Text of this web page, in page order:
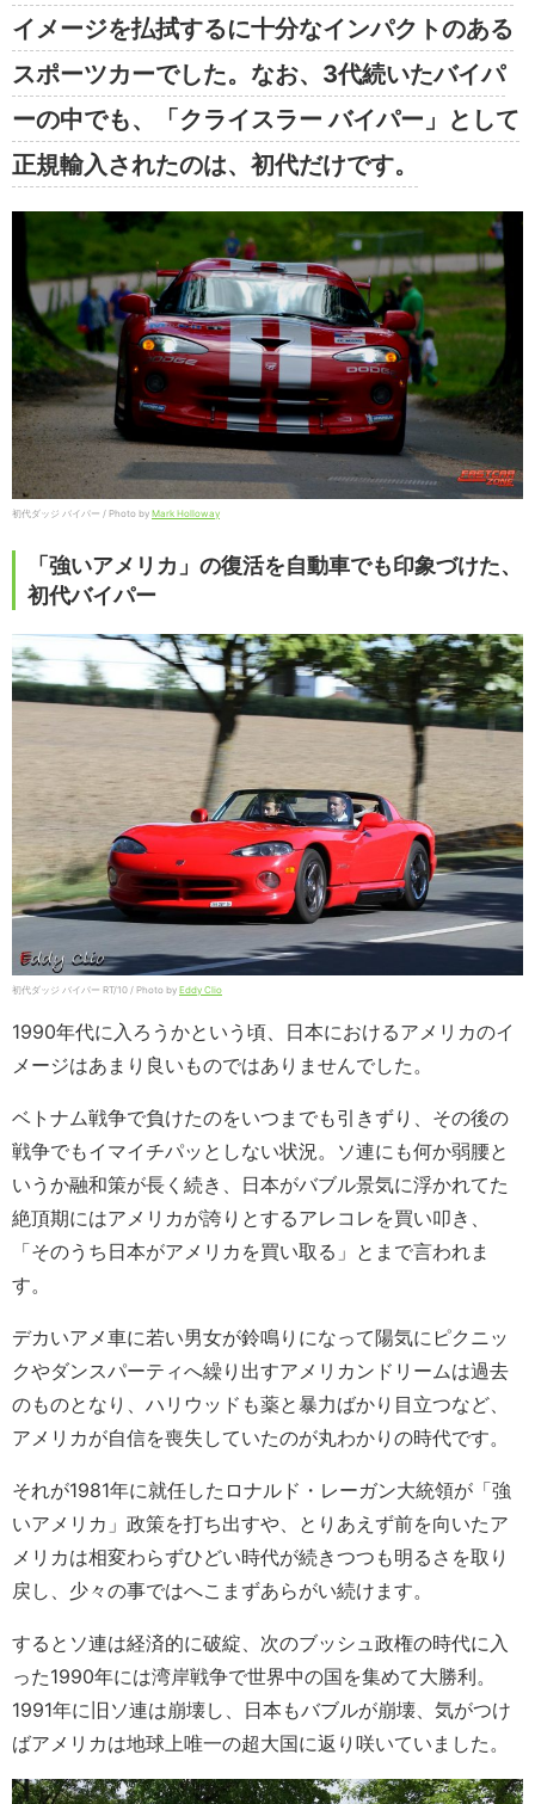
イメージを払拭するに十分なインパクトのある
スポーツカーでした。なお、3代続いたバイパ
ーの中でも、「クライスラー バイパー」として
正規輸入されたのは、初代だけです。
初代ダッジ バイパー / Photo by Mark Holloway
「強いアメリカ」の復活を自動車でも印象づけた、
初代バイパー
初代ダッジ バイパー RT/10 / Photo by Eddy Clio
1990年代に入ろうかという頃、日本におけるアメリカのイ
メージはあまり良いものではありませんでした。
ベトナム戦争で負けたのをいつまでも引きずり、その後の
戦争でもイマイチパッとしない状況。ソ連にも何か弱腰と
いうか融和策が長く続き、日本がバブル景気に浮かれてた
絶頂期にはアメリカが誇りとするアレコレを買い叩き、
「そのうち日本がアメリカを買い取る」とまで言われま
す。
デカいアメ車に若い男女が鈴鳴りになって陽気にピクニッ
クやダンスパーティへ繰り出すアメリカンドリームは過去
のものとなり、ハリウッドも薬と暴力ばかり目立つなど、
アメリカが自信を喪失していたのが丸わかりの時代です。
それが1981年に就任したロナルド・レーガン大統領が「強
いアメリカ」政策を打ち出すや、とりあえず前を向いたア
メリカは相変わらずひどい時代が続きつつも明るさを取り
戻し、少々の事ではへこまずあらがい続けます。
するとソ連は経済的に破綻、次のブッシュ政権の時代に入
った1990年には湾岸戦争で世界中の国を集めて大勝利。
1991年に旧ソ連は崩壊し、日本もバブルが崩壊、気がつけ
ばアメリカは地球上唯一の超大国に返り咲いていました。